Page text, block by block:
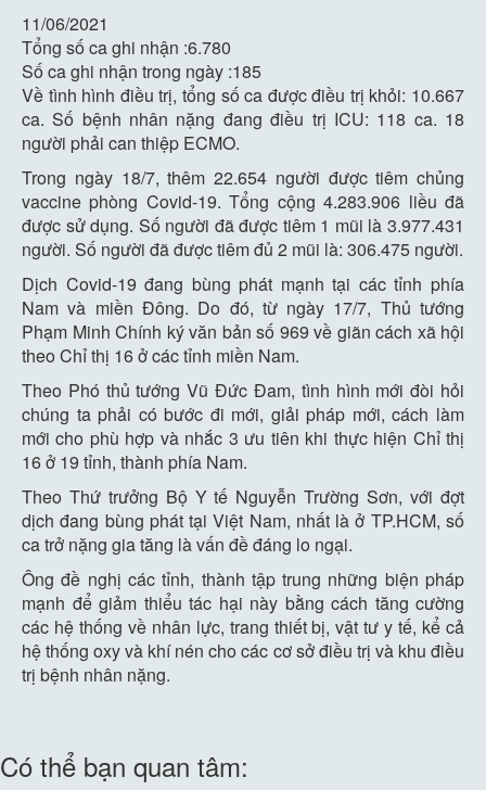
11/06/2021
Tổng số ca ghi nhận :6.780
Số ca ghi nhận trong ngày :185
Về tình hình điều trị, tổng số ca được điều trị khỏi: 10.667
ca. Số bệnh nhân nặng đang điều trị ICU: 118 ca. 18
người phải can thiệp ECMO.
Trong ngày 18/7, thêm 22.654 người được tiêm chủng
vaccine phòng Covid-19. Tổng cộng 4.283.906 liều đã
được sử dụng. Số người đã được tiêm 1 mũi là 3.977.431
người. Số người đã được tiêm đủ 2 mũi là: 306.475 người.
Dịch Covid-19 đang bùng phát mạnh tại các tỉnh phía
Nam và miền Đông. Do đó, từ ngày 17/7, Thủ tướng
Phạm Minh Chính ký văn bản số 969 về giãn cách xã hội
theo Chỉ thị 16 ở các tỉnh miền Nam.
Theo Phó thủ tướng Vũ Đức Đam, tình hình mới đòi hỏi
chúng ta phải có bước đi mới, giải pháp mới, cách làm
mới cho phù hợp và nhắc 3 ưu tiên khi thực hiện Chỉ thị
16 ở 19 tỉnh, thành phía Nam.
Theo Thứ trưởng Bộ Y tế Nguyễn Trường Sơn, với đợt
dịch đang bùng phát tại Việt Nam, nhất là ở TP.HCM, số
ca trở nặng gia tăng là vấn đề đáng lo ngại.
Ông đề nghị các tỉnh, thành tập trung những biện pháp
mạnh để giảm thiểu tác hại này bằng cách tăng cường
các hệ thống về nhân lực, trang thiết bị, vật tư y tế, kể cả
hệ thống oxy và khí nén cho các cơ sở điều trị và khu điều
trị bệnh nhân nặng.
Có thể bạn quan tâm: